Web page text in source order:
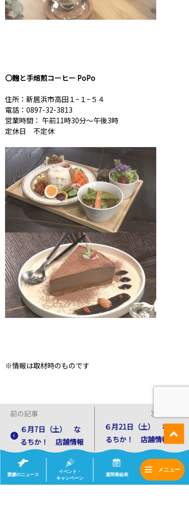
〇麹と手焙煎コーヒー PoPo
住所：新居浜市高田１−１−５４
電話：0897-32-3813
営業時間： 午前11時30分～午後3時
定休日 不定休
※情報は取材時のものです
前の記事
６月7日（土） な
るちか！ 店舗情報
次の記事
６月21日（土） な
るちか！ 店舗情報
一覧へ
愛媛のニュース
イベント・
キャンペーン
週間番組表